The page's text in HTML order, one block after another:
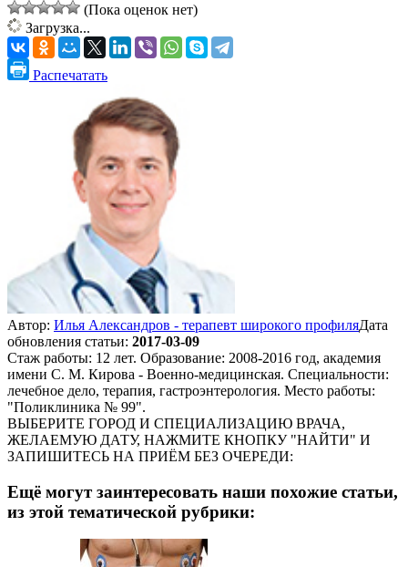
(Пока оценок нет)
Загрузка...
Распечатать
Автор: Илья Александров - терапевт широкого профиляДата
обновления статьи: 2017-03-09
Стаж работы: 12 лет. Образование: 2008-2016 год, академия
имени С. М. Кирова - Военно-медицинская. Специальности:
лечебное дело, терапия, гастроэнтерология. Место работы:
"Поликлиника № 99".
ВЫБЕРИТЕ ГОРОД И СПЕЦИАЛИЗАЦИЮ ВРАЧА,
ЖЕЛАЕМУЮ ДАТУ, НАЖМИТЕ КНОПКУ "НАЙТИ" И
ЗАПИШИТЕСЬ НА ПРИЁМ БЕЗ ОЧЕРЕДИ:
Ещё могут заинтересовать наши похожие статьи,
из этой тематической рубрики: